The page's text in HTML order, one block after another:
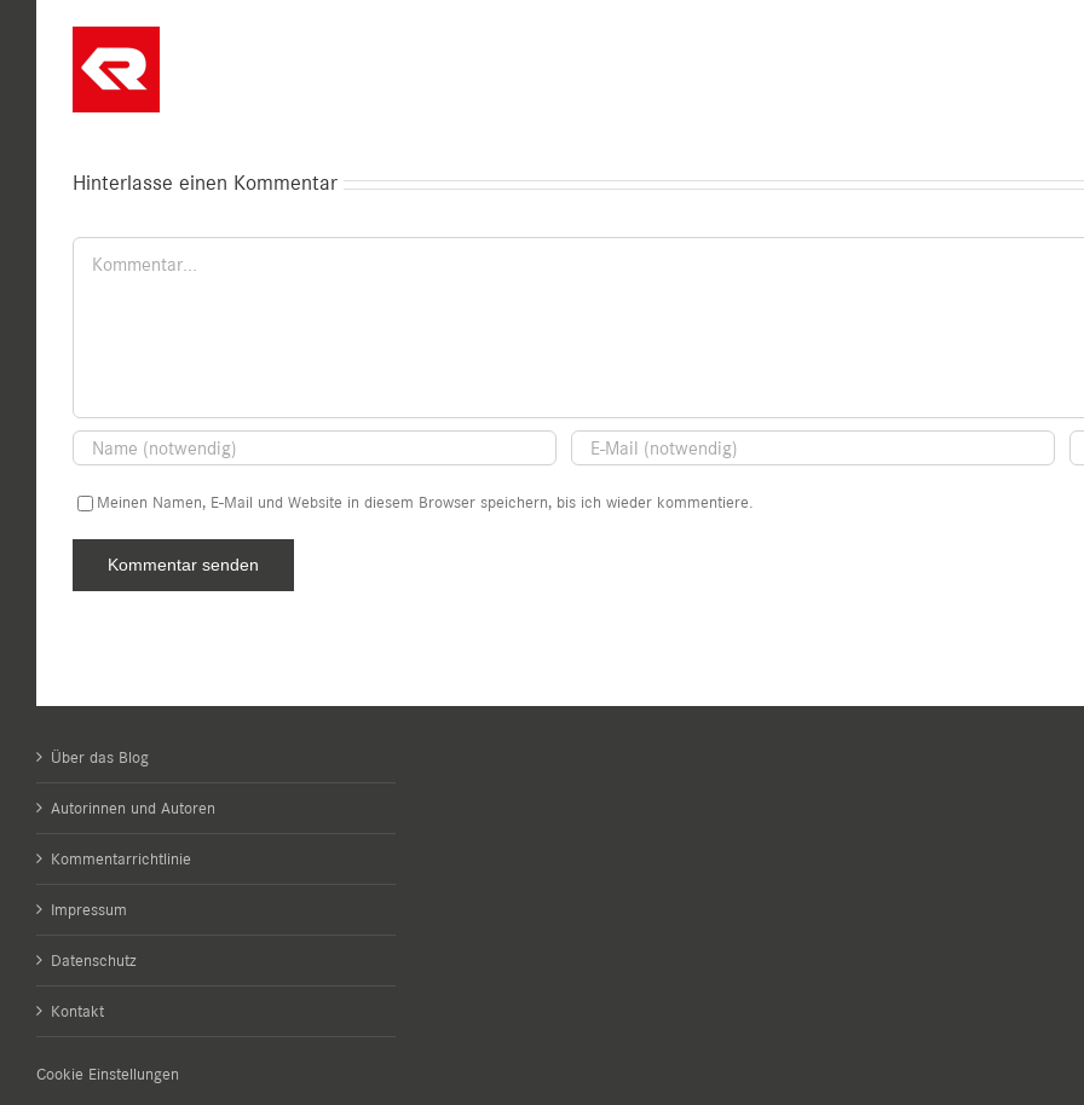
Hinterlasse einen Kommentar
Kommentar
Meinen Namen, E-Mail und Website in diesem Browser speichern, bis ich wieder kommentiere.
Über das Blog
Autorinnen und Autoren
Kommentarrichtlinie
Impressum
Datenschutz
Kontakt
Cookie Einstellungen